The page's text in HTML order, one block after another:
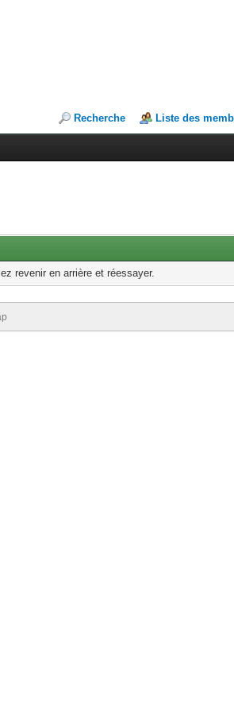
Recherche Liste des
revenir en arrière et réessayer.